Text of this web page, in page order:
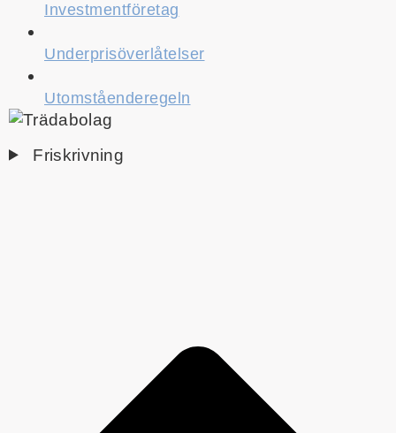
Investmentföretag
Underprisöverlåtelser
Utomståenderegeln
Friskrivning